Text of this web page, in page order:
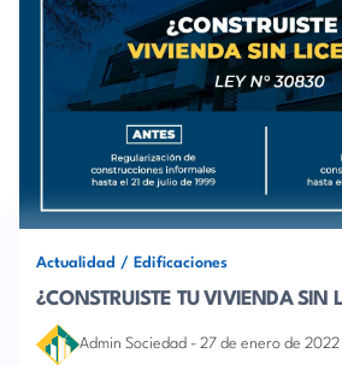
Actualidad / Edificaciones
¿CONSTRUISTE TU VIVIENDA SIN
Admin Sociedad - 27 de enero de 2022